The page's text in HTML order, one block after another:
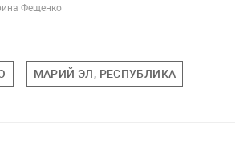
Фещенко
МАРИЙ ЭЛ, РЕСПУБЛИКА